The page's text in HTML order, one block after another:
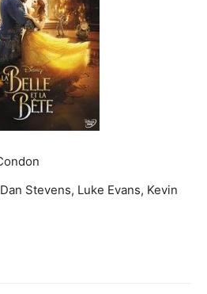
Stevens, Luke Evans, Kevin